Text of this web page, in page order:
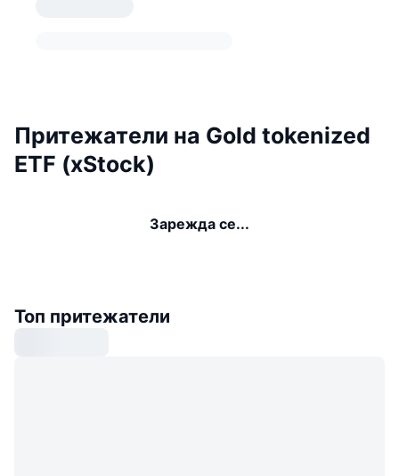
Притежатели на Gold tokenized
ETF (xStock)
Зарежда се...
Топ притежатели